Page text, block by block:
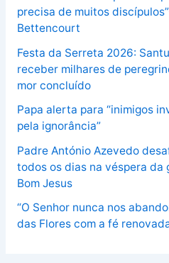
precisa de muitos
Bettencourt
Festa da Serreta 2026:
receber milhares de
mor concluído
Papa alerta para “inimigos
pela ignorância”
Padre António Azevedo
todos os dias na véspera da
Bom Jesus
“O Senhor nunca nos
das Flores com a fé